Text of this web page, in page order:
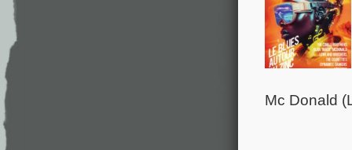
Mc Donald